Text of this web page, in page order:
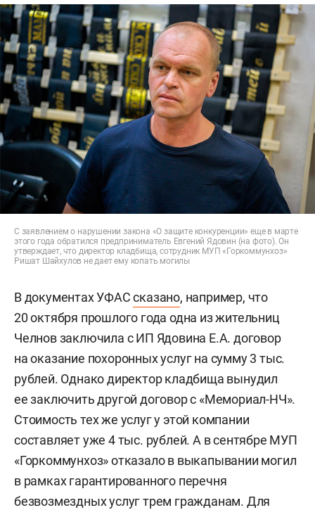
С заявлением о нарушении закона «О защите конкуренции» еще в марте
этого года обратился предприниматель Евгений Ядовин (на фото). Он
утверждает, что директор кладбища, сотрудник МУП «Горкоммунхоз»
Ришат Шайхулов не дает ему копать могилы
В документах УФАСсказано, например, что
20 октября прошлого года одна из жительниц
Челнов заключила с ИП Ядовина Е.А. договор
на оказание похоронных услуг на сумму 3 тыс.
рублей. Однако директор кладбища вынудил
ее заключить другой договор с «Мемориал-НЧ».
Стоимость тех же услуг у этой компании
составляет уже 4 тыс. рублей. А в сентябре МУП
«Горкоммунхоз» отказало в выкапывании могил
в рамках гарантированного перечня
безвозмездных услуг трем гражданам. Для